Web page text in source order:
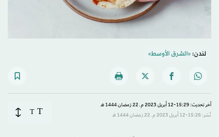
لندن:«الشرق الأوسط»
آخر تحديث: 15:29-12 أبريل 2023 م ـ 22 رَمضان 1444 هـ
نُشر: 15:26-12 أبريل 2023 م ـ 22 رَمضان 1444 هـ
T
T